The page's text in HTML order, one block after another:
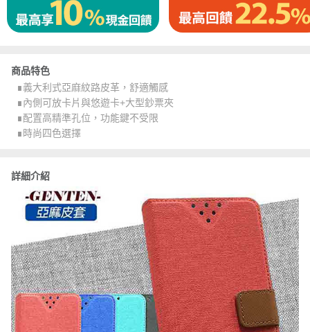
商品特色
∎義大利式亞麻紋路皮革，舒適觸感
∎內側可放卡片與悠遊卡+大型鈔票夾
∎配置高精準孔位，功能鍵不受限
∎時尚四色選擇
詳細介紹